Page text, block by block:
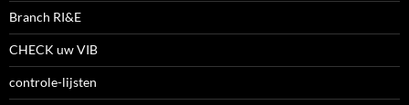
Branch RI&E
CHECK uw VIB
controle-lijsten